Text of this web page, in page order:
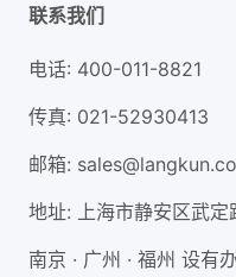
联系我们
电话: 400-011-8821
传真: 021-52930413
邮箱:
地址: 上海市静安区武
南京 · 广州 · 福州 设有